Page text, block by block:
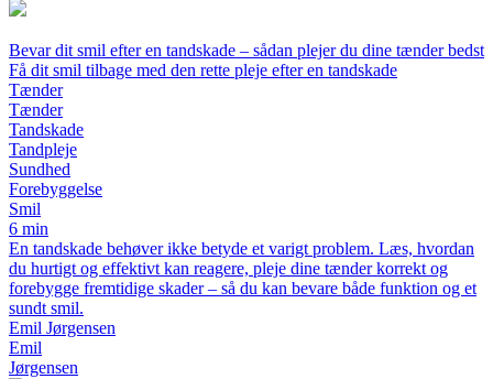
Bevar dit smil efter en tandskade – sådan plejer du dine tænder bedst
Få dit smil tilbage med den rette pleje efter en tandskade
Tænder
Tænder
Tandskade
Tandpleje
Sundhed
Forebyggelse
Smil
6 min
En tandskade behøver ikke betyde et varigt problem. Læs, hvordan
du hurtigt og effektivt kan reagere, pleje dine tænder korrekt og
forebygge fremtidige skader – så du kan bevare både funktion og et
sundt smil.
Emil Jørgensen
Emil
Jørgensen